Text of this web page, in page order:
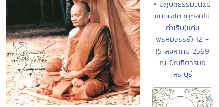
• ปฏิบัติธรรมวันแม่
แบบเจโตวิมุติอันไม่
กำเริบ(แก่น
พรหมจรรย์) 12 -
15 สิงหาคม 2569
ณ ปัณฑิตารมย์
สระบุรี